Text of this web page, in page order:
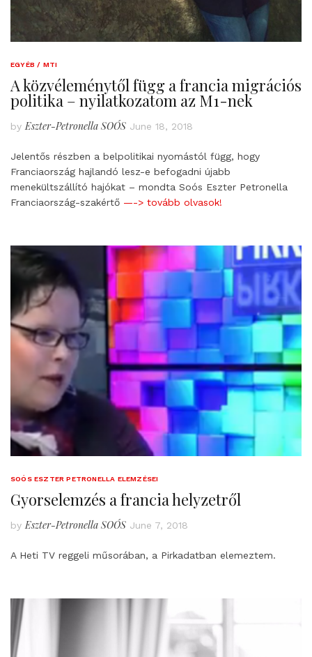
EGYÉB / MTI
A közvéleménytől függ a francia migrációs
politika – nyilatkozatom az M1-nek
by Eszter-Petronella SOÓS June 18, 2018
Jelentős részben a belpolitikai nyomástól függ, hogy
Franciaország hajlandó lesz-e befogadni újabb
menekültszállító hajókat – mondta Soós Eszter Petronella
Franciaország-szakértő —-> tovább olvasok!
SOÓS ESZTER PETRONELLA ELEMZÉSEI
Gyorselemzés a francia helyzetről
by Eszter-Petronella SOÓS June 7, 2018
A Heti TV reggeli műsorában, a Pirkadatban elemeztem.